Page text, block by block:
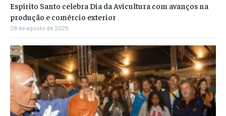
Espírito Santo celebra Dia da Avicultura com avanços na
produção e comércio exterior
28 de agosto de 2025